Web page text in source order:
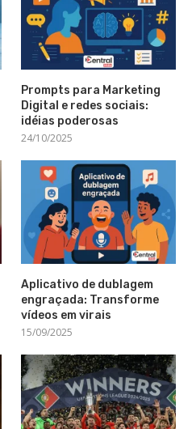
Prompts para Marketing
Digital e redes sociais:
idéias poderosas
24/10/2025
Aplicativo de dublagem
engraçada: Transforme
vídeos em virais
15/09/2025